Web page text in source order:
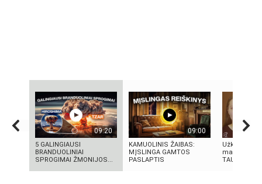
09:20
5 GALINGIAUSI
BRANDUOLINIAI
SPROGIMAI ŽMONIJOS...
09:00
KAMUOLINIS ŽAIBAS:
MĮSLINGA GAMTOS
PASLAPTIS
Užkritę
makiažo
TAU!!! |